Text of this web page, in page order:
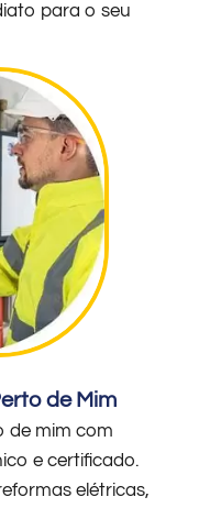
para o seu
de Mim
de mim com
e certificado.
elétricas,